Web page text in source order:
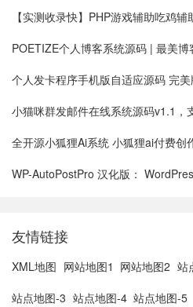
【实测收录快】PHP游戏辅助吃鸡辅助推广网站源码（游戏
POETIZE个人博客系统源码 | 最美博
个人发卡程序手机版自适应源码 完美版
小猫咪群发邮件在线系统源码v1.1，支持添加附件（猫咪发送邮件
全开源小狐狸Ai系统 小狐狸ai付费创作系统 ChatGPT智能机
WP-AutoPostPro 汉化版： WordPress自动采
友情链接
XML地图 网站地图1 网站地图2 站
站点地图-3 站点地图-4 站点地图-5